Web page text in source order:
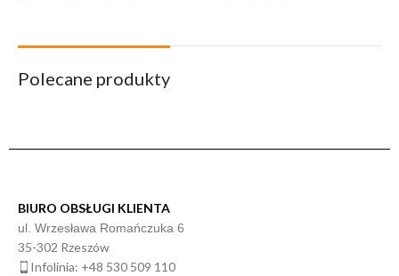
Polecane produkty
BIURO OBSŁUGI KLIENTA
ul. Wrzesława Romańczuka 6
35-302 Rzeszów
Infolinia: +48 530 509 110